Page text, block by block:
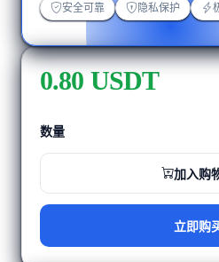
安全可靠 隐私保护
0.80 USDT
数量
加入购
立即购